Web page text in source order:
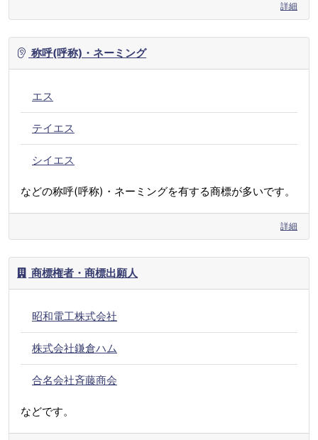
詳細
称呼(呼称)・ネーミング
エス
テイエス
シイエス
などの称呼(呼称)・ネーミングを有する商標が多いです。
詳細
商標権者・商標出願人
昭和電工株式会社
株式会社鎌倉ハム
合名会社斉藤商会
などです。